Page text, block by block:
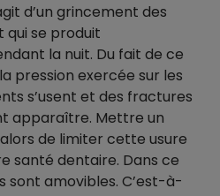
d’un grincement des
qui se produit
la nuit. Du fait de ce
pression exercée sur les
s’usent et des fractures
apparaître. Mettre un
de limiter cette usure
santé dentaire. Dans ce
sont amovibles. C’est-à-